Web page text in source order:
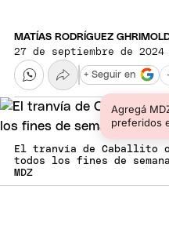
MATÍAS RODRÍGUEZ
27 de septiembre de
Agregá
preferidos
+ Seguir en
El tranvía de Caballito
todos los fines de
MDZ